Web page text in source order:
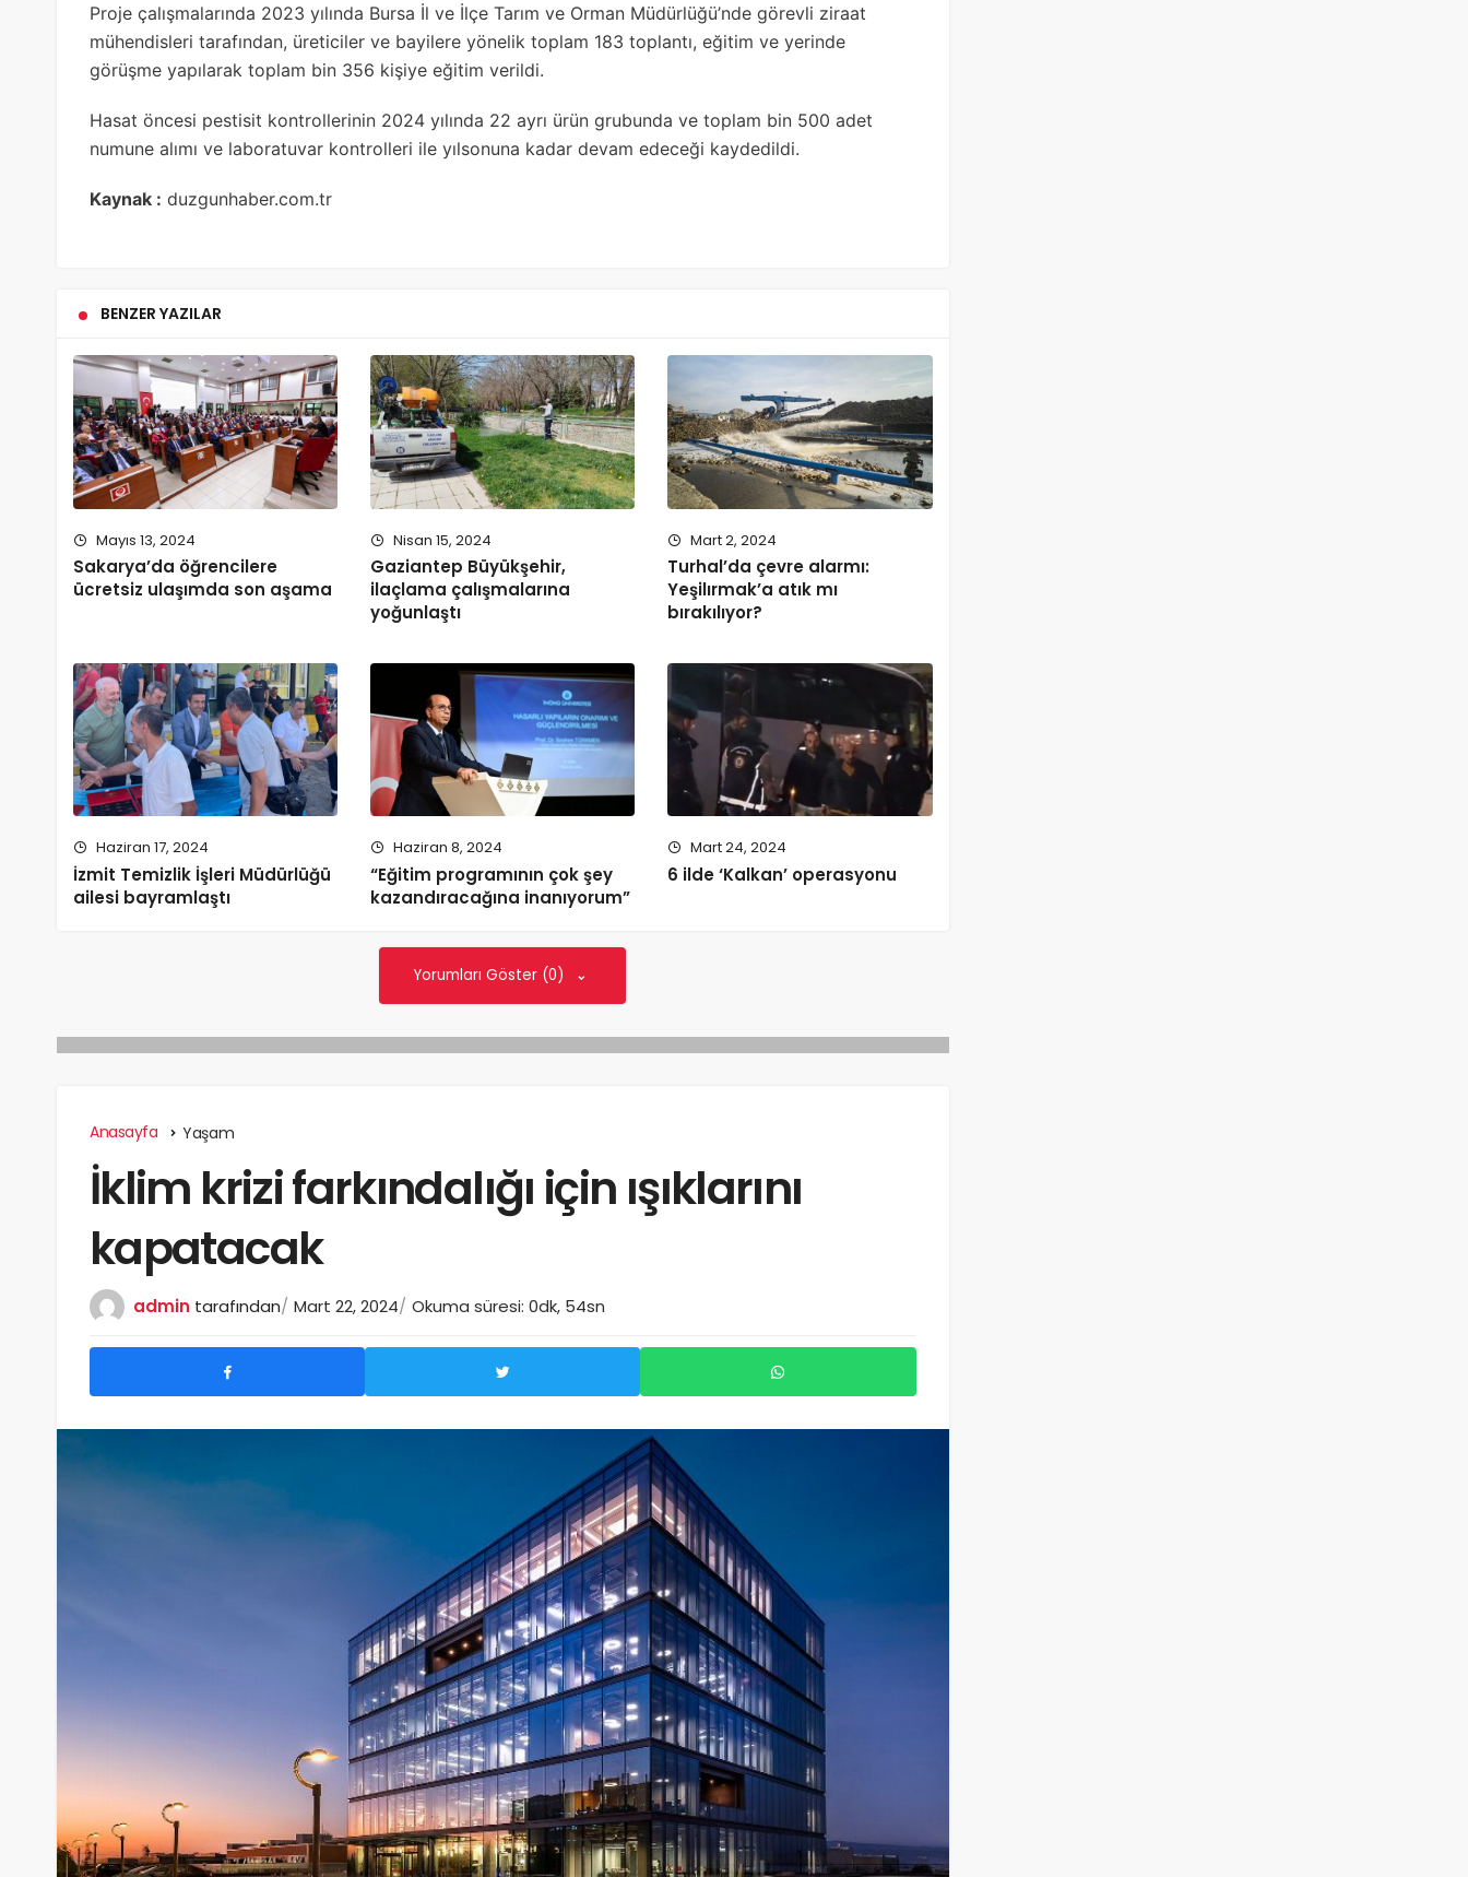
Proje çalışmalarında 2023 yılında Bursa İl ve İlçe Tarım ve Orman Müdürlüğü’nde görevli ziraat
mühendisleri tarafından, üreticiler ve bayilere yönelik toplam 183 toplantı, eğitim ve yerinde
görüşme yapılarak toplam bin 356 kişiye eğitim verildi.
Hasat öncesi pestisit kontrollerinin 2024 yılında 22 ayrı ürün grubunda ve toplam bin 500 adet
numune alımı ve laboratuvar kontrolleri ile yılsonuna kadar devam edeceği kaydedildi.
Kaynak : duzgunhaber.com.tr
BENZER YAZILAR
Mayıs 13, 2024
Sakarya’da öğrencilere
ücretsiz ulaşımda son aşama
Nisan 15, 2024
Gaziantep Büyükşehir,
ilaçlama çalışmalarına
yoğunlaştı
Mart 2, 2024
Turhal’da çevre alarmı:
Yeşilırmak’a atık mı
bırakılıyor?
Haziran 17, 2024
İzmit Temizlik İşleri Müdürlüğü
ailesi bayramlaştı
Haziran 8, 2024
“Eğitim programının çok şey
kazandıracağına inanıyorum”
Mart 24, 2024
6 ilde ‘Kalkan’ operasyonu
Yorumları Göster (0)
Anasayfa Yaşam
İklim krizi farkındalığı için ışıklarını
kapatacak
admin tarafından Mart 22, 2024 Okuma süresi: 0dk, 54sn